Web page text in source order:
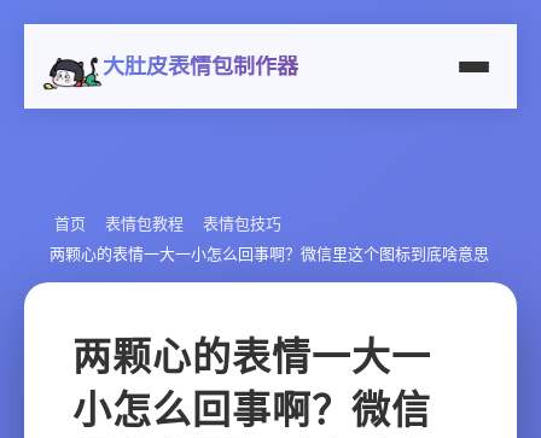
大肚皮表情包制作器
首页 表情包教程
表情包技巧
两颗心的表情一大一小怎么回事啊？微信里这个图标到底啥意思
两颗心的表情一大一
小怎么回事啊？微信